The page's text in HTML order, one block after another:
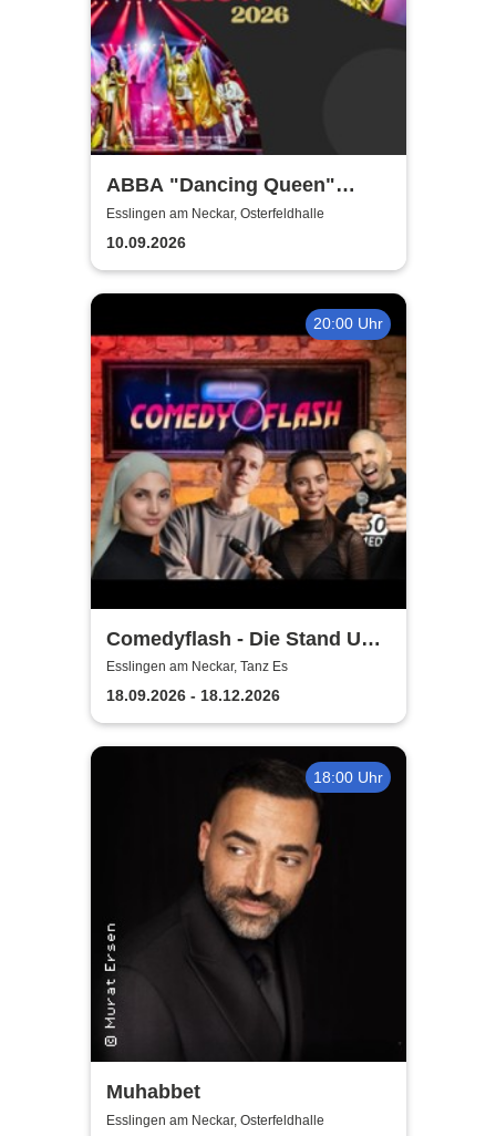
ABBA "Dancing Queen"
Show 2026
Esslingen am Neckar, Osterfeldhalle
10.09.2026
20:00 Uhr
Comedyflash - Die Stand Up
Comedy Show in Esslingen
Esslingen am Neckar, Tanz Es
18.09.2026 - 18.12.2026
18:00 Uhr
Muhabbet
Esslingen am Neckar, Osterfeldhalle